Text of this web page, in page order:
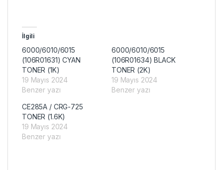
İlgili
6000/6010/6015
(106R01631) CYAN
TONER (1K)
19 Mayıs 2024
Benzer yazı
6000/6010/6015
(106R01634) BLACK
TONER (2K)
19 Mayıs 2024
Benzer yazı
CE285A / CRG-725
TONER (1.6K)
19 Mayıs 2024
Benzer yazı